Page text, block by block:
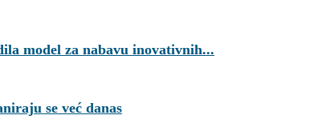
model za nabavu inovativnih...
se već danas